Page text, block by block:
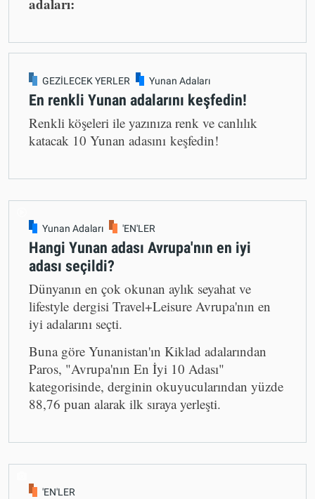
GEZİLECEK YERLER Yunan Adaları
En renkli Yunan adalarını keşfedin!
Renkli köşeleri ile yazınıza renk ve canlılık
katacak 10 Yunan adasını keşfedin!
Yunan Adaları 'EN'LER
Hangi Yunan adası Avrupa'nın en iyi
adası seçildi?
Dünyanın en çok okunan aylık seyahat ve
lifestyle dergisi Travel+Leisure Avrupa'nın en
iyi adalarını seçti.
Buna göre Yunanistan'ın Kiklad adalarından
Paros, "Avrupa'nın En İyi 10 Adası"
kategorisinde, derginin okuyucularından yüzde
88,76 puan alarak ilk sıraya yerleşti.